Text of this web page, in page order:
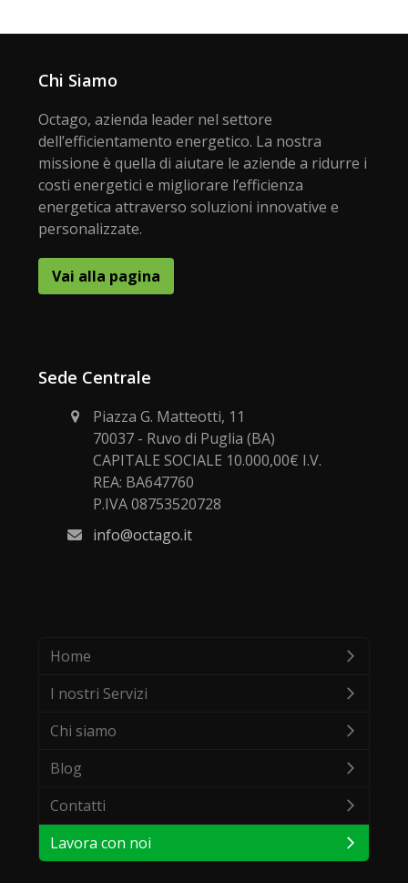
Chi Siamo
Octago, azienda leader nel settore
dell’efficientamento energetico. La nostra
missione è quella di aiutare le aziende a ridurre i
costi energetici e migliorare l’efficienza
energetica attraverso soluzioni innovative e
personalizzate.
Vai alla pagina
Sede Centrale
Piazza G. Matteotti, 11
70037 - Ruvo di Puglia (BA)
CAPITALE SOCIALE 10.000,00€ I.V.
REA: BA647760
P.IVA 08753520728
info@octago.it
Home
I nostri Servizi
Chi siamo
Blog
Contatti
Lavora con noi